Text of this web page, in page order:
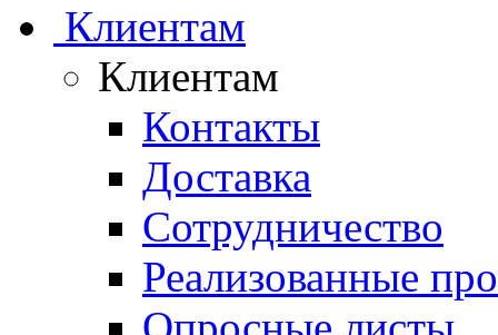
Клиентам
Клиентам
Контакты
Доставка
Сотрудничество
Реализованные